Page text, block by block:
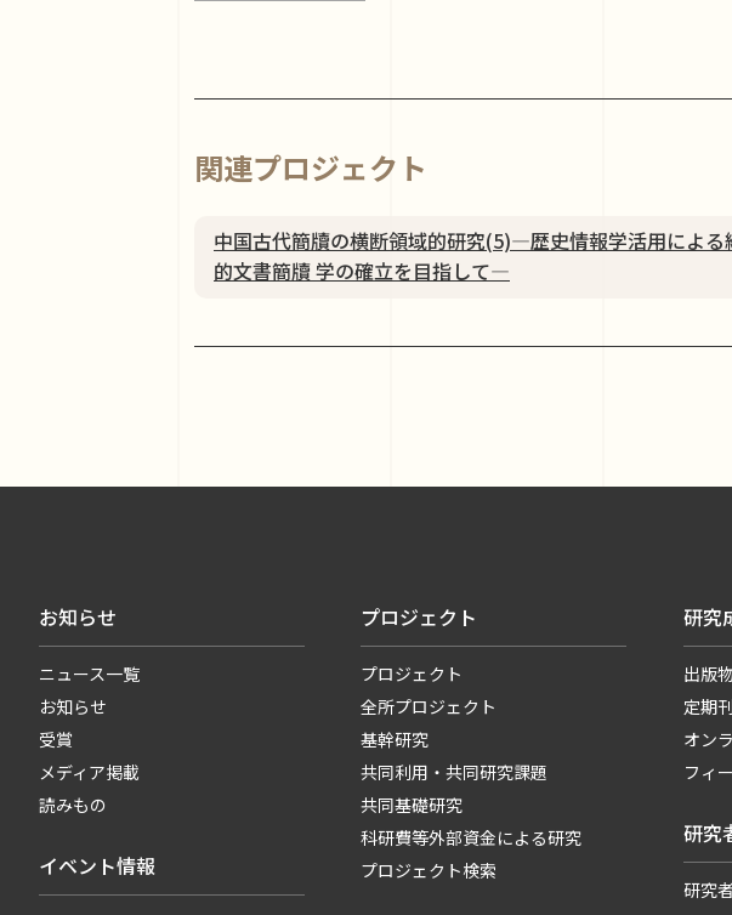
関連プロジェクト
中国古代簡牘の横断領域的研究(5)―歴史情報学活用による
的文書簡牘 学の確立を目指して―
お知らせ
ニュース一覧
お知らせ
受賞
メディア掲載
読みもの
イベント情報
プロジェクト
プロジェクト
全所プロジェクト
基幹研究
共同利用・共同研究課題
共同基礎研究
科研費等外部資金による研究
プロジェクト検索
研究
出版
定期
オン
フィ
研究
研究